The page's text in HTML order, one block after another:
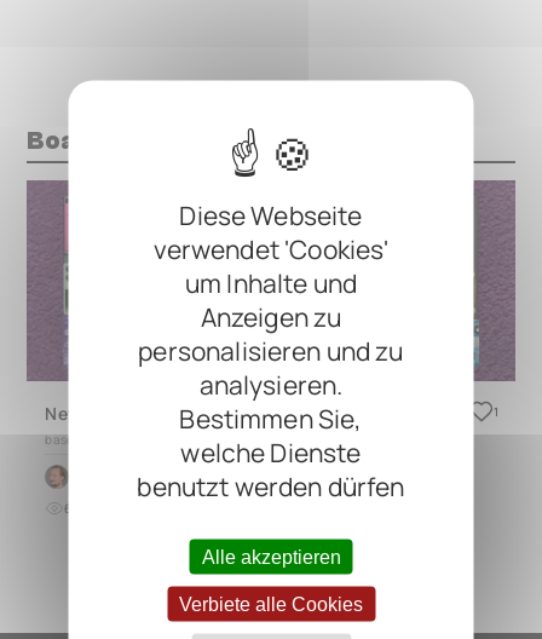
Diese Webseite
verwendet 'Cookies'
um Inhalte und
Anzeigen zu
personalisieren und zu
analysieren.
Bestimmen Sie,
welche Dienste
benutzt werden dürfen
Alle akzeptieren
Verbiete alle Cookies
Boards mit diesem Pedal
New Pedals Week 2-7 2026
based on
Lee Atkin
60
1